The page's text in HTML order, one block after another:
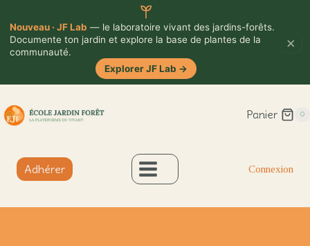
Nouveau · JF Lab — le laboratoire vivant des jardins-forêts.
Documente ton jardin et explore la base de plantes de la
communauté.
Explorer JF Lab →
×
au
Panier 0
Adhérer Connexion